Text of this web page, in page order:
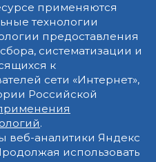
применяются
технологии
предоставления
систематизации и
к
сети «Интернет»,
Российской
.
веб-аналитики Яндекс
использовать